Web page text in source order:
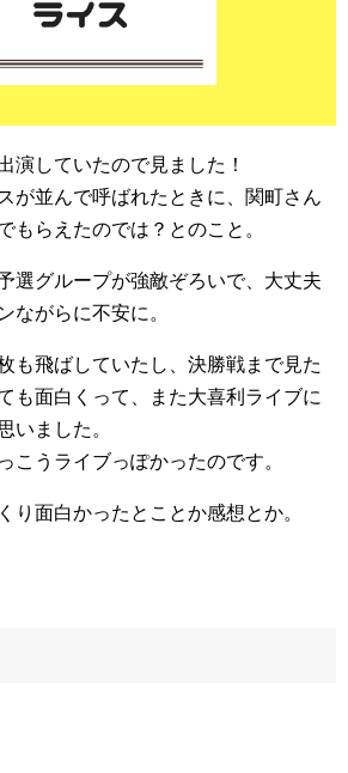
演していたので見ました！
が並んで呼ばれたときに、関町さん
もらえたのでは？とのこと。
選グループが強敵ぞろいで、大丈夫
がらに不安に。
も飛ばしていたし、決勝戦まで見た
も面白くって、また大喜利ライブに
いました。
こうライブっぽかったのです。
り面白かったとことか感想とか。